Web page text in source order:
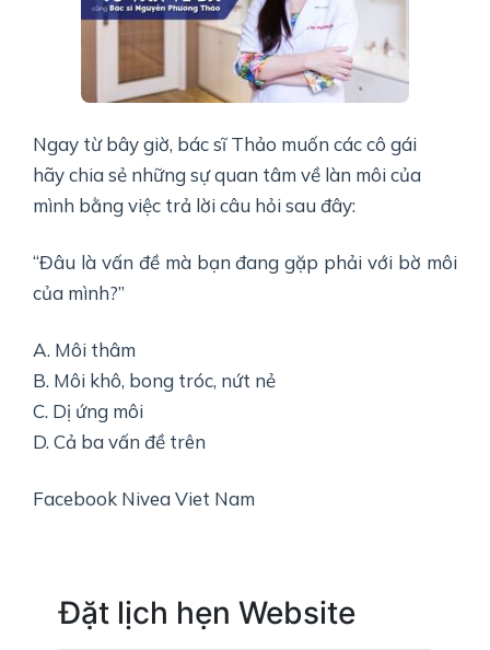
Ngay từ bây giờ, bác sĩ Thảo muốn các cô gái
hãy chia sẻ những sự quan tâm về làn môi của
mình bằng việc trả lời câu hỏi sau đây:
“Đâu là vấn đề mà bạn đang gặp phải với bờ môi
của mình?”
A. Môi thâm
B. Môi khô, bong tróc, nứt nẻ
C. Dị ứng môi
D. Cả ba vấn đề trên
Facebook Nivea Viet Nam